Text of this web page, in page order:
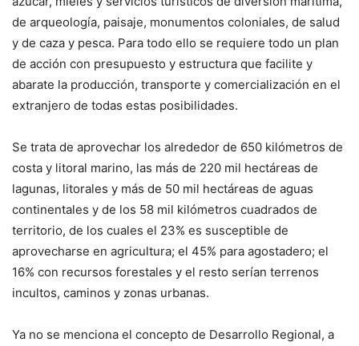
de arqueología, paisaje, monumentos coloniales, de salud
y de caza y pesca. Para todo ello se requiere todo un plan
de acción con presupuesto y estructura que facilite y
abarate la producción, transporte y comercialización en el
extranjero de todas estas posibilidades.
Se trata de aprovechar los alrededor de 650 kilómetros de
costa y litoral marino, las más de 220 mil hectáreas de
lagunas, litorales y más de 50 mil hectáreas de aguas
continentales y de los 58 mil kilómetros cuadrados de
territorio, de los cuales el 23% es susceptible de
aprovecharse en agricultura; el 45% para agostadero; el
16% con recursos forestales y el resto serían terrenos
incultos, caminos y zonas urbanas.
Ya no se menciona el concepto de Desarrollo Regional, a